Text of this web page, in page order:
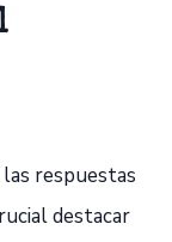
respuestas
destacar